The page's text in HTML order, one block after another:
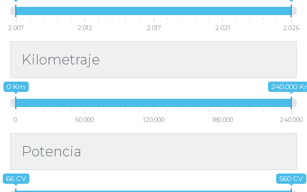
2.007 2.012 2.017 2.021 2.026
Kilometraje
0 Km 240.000
0 60.000 120.000 180.000 240.000
Potencia
66 CV 560 CV